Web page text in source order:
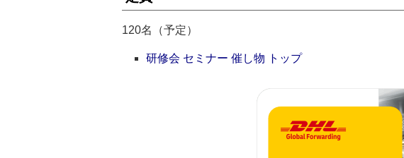
120名（予定）
研修会 セミナー 催し物 トップ